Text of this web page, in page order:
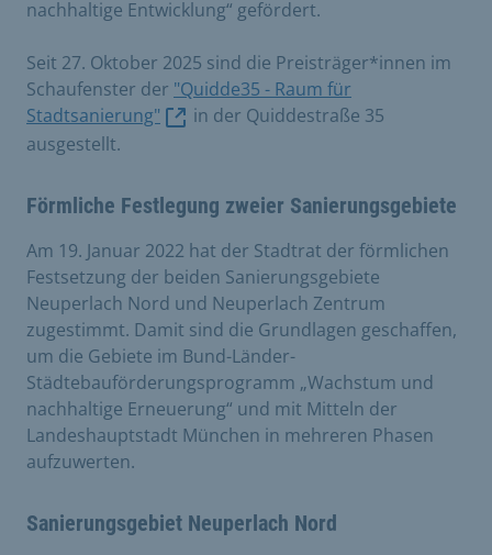
nachhaltige Entwicklung“ gefördert.
Seit 27. Oktober 2025 sind die Preisträger*innen im
Schaufenster der "Quidde35 - Raum für
Stadtsanierung"
in der Quiddestraße 35
ausgestellt.
Förmliche Festlegung zweier Sanierungsgebiete
Am 19. Januar 2022 hat der Stadtrat der förmlichen
Festsetzung der beiden Sanierungsgebiete
Neuperlach Nord und Neuperlach Zentrum
zugestimmt. Damit sind die Grundlagen geschaffen,
um die Gebiete im Bund-Länder-
Städtebauförderungsprogramm „Wachstum und
nachhaltige Erneuerung“ und mit Mitteln der
Landeshauptstadt München in mehreren Phasen
aufzuwerten.
Sanierungsgebiet Neuperlach Nord